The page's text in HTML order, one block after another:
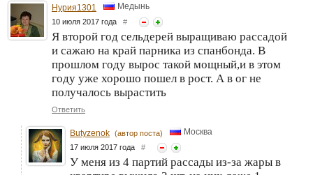
Нурия1301 Медынь
10 июля 2017 года #
Я второй год сельдерей выращиваю рассадой
и сажаю на край парника из спанбонда. В
прошлом году вырос такой мощный,и в этом
году уже хорошо пошел в рост. А в ог не
получалось вырастить
Ответить
Butyzenok (автор поста) Москва
17 июля 2017 года #
У меня из 4 партий рассады из-за жары в